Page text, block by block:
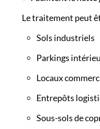
Le traitement peut
Sols industriels
Parkings
Locaux
Entrepôts
Sous-sols de